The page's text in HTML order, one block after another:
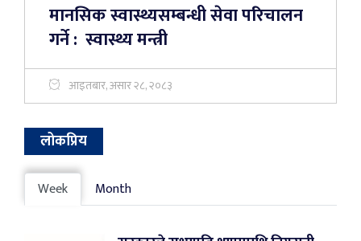
मानसिक स्वास्थ्यसम्बन्धी सेवा परिचालन
गर्ने : स्वास्थ्य मन्त्री
आइतबार, असार २८, २०८३
लोकप्रिय
Week Month